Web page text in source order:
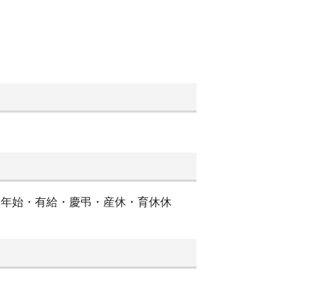
始・有給・慶弔・産休・育休休